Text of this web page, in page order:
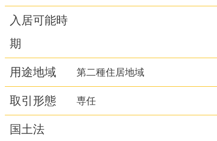
入居可能時
期
用途地域 第二種住居地域
取引形態 専任
国土法